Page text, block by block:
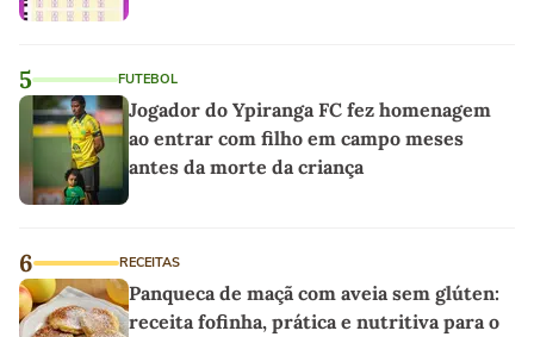
5 FUTEBOL
Jogador do Ypiranga FC fez homenagem
ao entrar com filho em campo meses
antes da morte da criança
6 RECEITAS
Panqueca de maçã com aveia sem glúten:
receita fofinha, prática e nutritiva para o